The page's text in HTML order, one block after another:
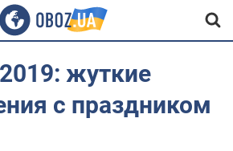
жуткие
с праздником